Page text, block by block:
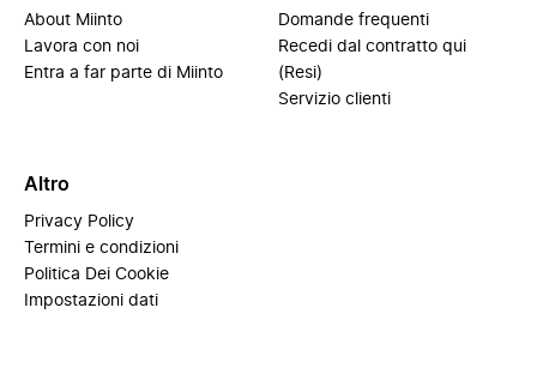
About Miinto
Lavora con noi
Entra a far parte di Miinto
Domande frequenti
Recedi dal contratto qui
(Resi)
Servizio clienti
Altro
Privacy Policy
Termini e condizioni
Politica Dei Cookie
Impostazioni dati